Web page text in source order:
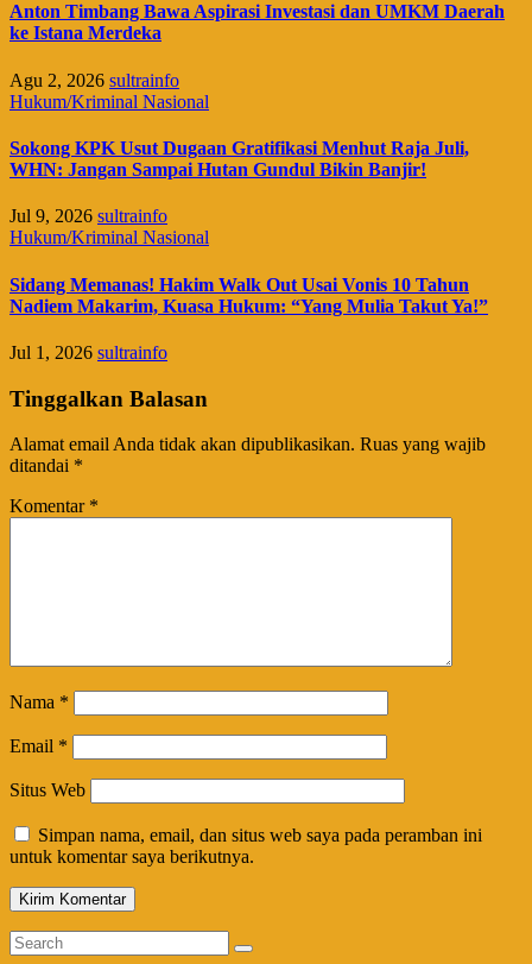
Anton Timbang Bawa Aspirasi Investasi dan UMKM Daerah
ke Istana Merdeka
Agu 2, 2026 sultrainfo
Hukum/Kriminal Nasional
Sokong KPK Usut Dugaan Gratifikasi Menhut Raja Juli,
WHN: Jangan Sampai Hutan Gundul Bikin Banjir!
Jul 9, 2026 sultrainfo
Hukum/Kriminal Nasional
Sidang Memanas! Hakim Walk Out Usai Vonis 10 Tahun
Nadiem Makarim, Kuasa Hukum: “Yang Mulia Takut Ya!”
Jul 1, 2026 sultrainfo
Tinggalkan Balasan
Alamat email Anda tidak akan dipublikasikan. Ruas yang wajib
ditandai *
Komentar *
Nama *
Email *
Situs Web
Simpan nama, email, dan situs web saya pada peramban ini
untuk komentar saya berikutnya.